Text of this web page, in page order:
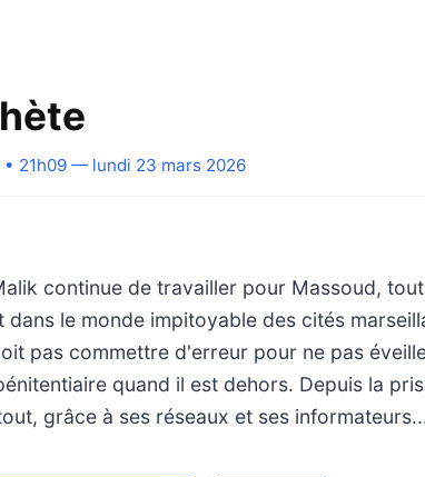
• 21h09 — lundi 23 mars 2026
continue de travailler pour Massoud,
dans le monde impitoyable des cités
pas commettre d'erreur pour ne pas
quand il est dehors. Depuis la
grâce à ses réseaux et ses